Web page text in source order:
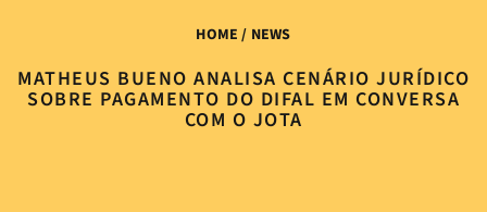
HOME / NEWS
MATHEUS BUENO ANALISA CENÁRIO JURÍDICO
SOBRE PAGAMENTO DO DIFAL EM CONVERSA
COM O JOTA